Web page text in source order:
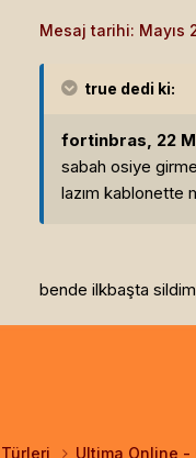
Mesaj tarihi: Mayıs
true dedi ki:
fortinbras, 22
sabah osiye
lazım kablonette
bende ilkbaşta
Türleri Ultima Online -